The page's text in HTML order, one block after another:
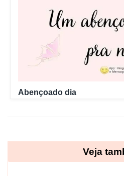
Abençoado dia
Veja